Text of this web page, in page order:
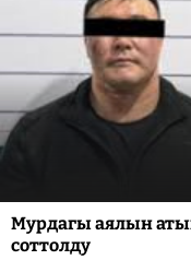
Мурдагы аялын
соттолду